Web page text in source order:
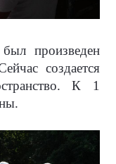
произведен
создается
К 1